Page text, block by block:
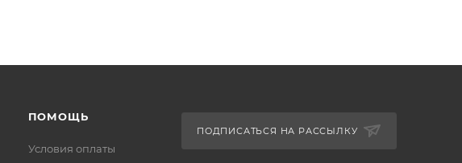
ПОМОЩЬ
Условия оплаты
ПОДПИСАТЬСЯ НА РАССЫЛКУ